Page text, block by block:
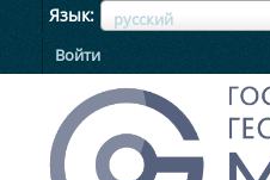
Язык русский
ЯзыкЯзык
Войти